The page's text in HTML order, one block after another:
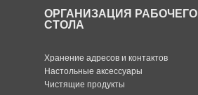
ОРГАНИЗАЦИЯ РАБОЧЕГО
СТОЛА
Хранение адресов и контактов
Настольные аксессуары
Чистящие продукты